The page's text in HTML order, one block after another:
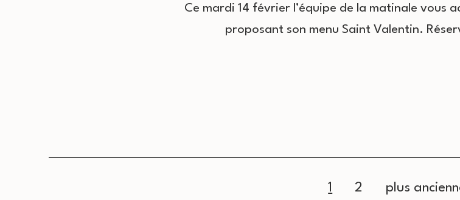
Ce mardi 14 février l’équipe de la matinale vous
proposant son menu Saint Valentin.
1 2 plus